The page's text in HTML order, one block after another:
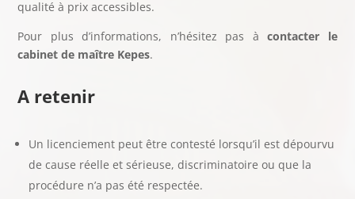
qualité à prix accessibles.
Pour plus d’informations, n’hésitez pas àcontacter le
cabinet de maître Kepes.
A retenir
Un licenciement peut être contesté lorsqu’il est dépourvu
de cause réelle et sérieuse, discriminatoire ou que la
procédure n’a pas été respectée.